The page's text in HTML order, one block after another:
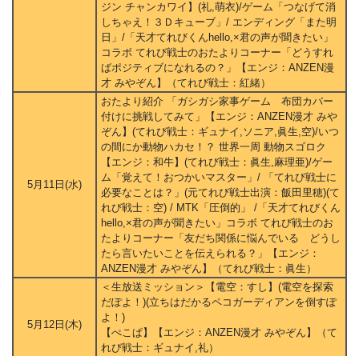
ジン チャンカワイ】(礼,萌衣)/ゲーム「つなげて消
しちゃえ！３Ｄキューブ」/ エンディング「また明
日」/「天才てれびくんhello,×君の声が聞きたい」
コラボ てれび戦士のおたよりコーナー「どうすれ
ばポジティブになれるの？」【エンジ：ANZEN漫
才 みやぞん】（てれび戦士：紅緒）
5月11日(水)
おたより紹介 「ガシガシ家事ゲーム 布団カバー
付けに挑戦してみて」【エンジ：ANZEN漫才 みや
ぞん】(てれび戦士：ギュナイ,ソニア,眞生,空)/いつ
の間にか動物ハカセ！？ 世界一周 動物スゴロク
【エンジ：和牛】(てれび戦士：眞生,麻理亜)/ゲー
ム「覚えて！おつかいマスター」/ 「てれび戦士に
必要なことは？」(元てれび戦士出演：飯田里穂)(て
れび戦士：空) / MTK「圧倒的」 /「天才てれびくん
hello,×君の声が聞きたい」コラボ てれび戦士のお
たよりコーナー「友だち関係に悩んでいる どうし
たら言いたいことを伝えられる？」【エンジ：
ANZEN漫才 みやぞん】（てれび戦士：眞生）
5月12日(木)
＜生放送ミッション＞【電空：すし】(電空を探索
だぽよ！)(立ちはだかるペコガーディアンを倒すぽ
よ！)
【ぺこぱ】【エンジ：ANZEN漫才 みやぞん】（て
れび戦士：ギュナイ,礼）